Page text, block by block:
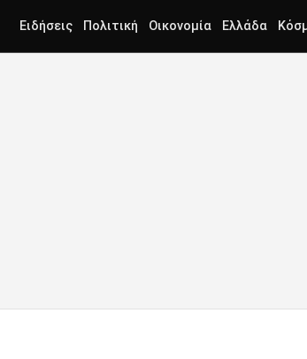
Ειδήσεις Πολιτική Οικονομία Ελλάδα